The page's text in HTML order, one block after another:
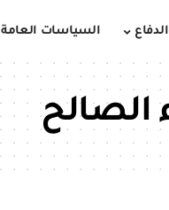
السياسات العامة
الصالح